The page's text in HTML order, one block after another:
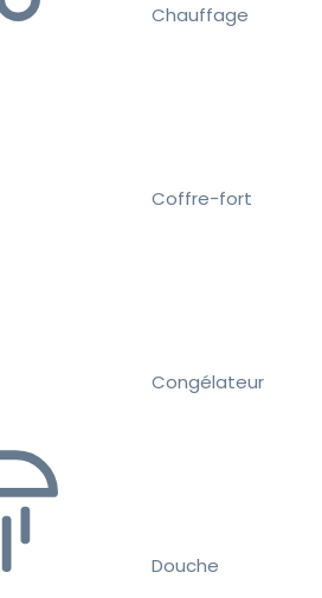
Chauffage
Coffre-fort
Congélateur
Douche